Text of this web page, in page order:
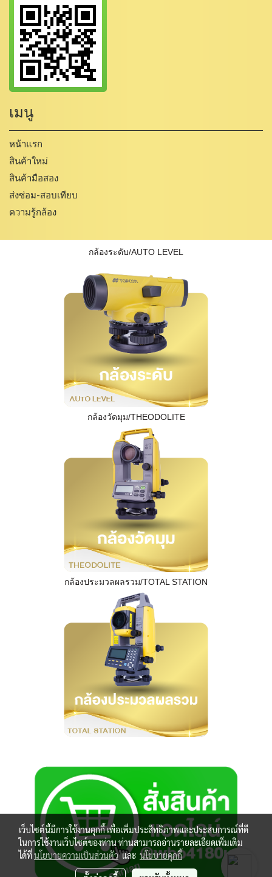
เมนู
หน้าแรก
สินค้าใหม่
สินค้ามือสอง
ส่งซ่อม-สอบเทียบ
ความรู้กล้อง
กล้องระดับ/AUTO LEVEL
กล้องวัดมุม/THEODOLITE
กล้องประมวลผลรวม/TOTAL STATION
เว็บไซต์นี้มีการใช้งานคุกกี้ เพื่อเพิ่มประสิทธิภาพและประสบการณ์ที่ดี
ในการใช้งานเว็บไซต์ของท่าน ท่านสามารถอ่านรายละเอียดเพิ่มเติม
ได้ที่นโยบายความเป็นส่วนตัวและ นโยบายคุกกี้